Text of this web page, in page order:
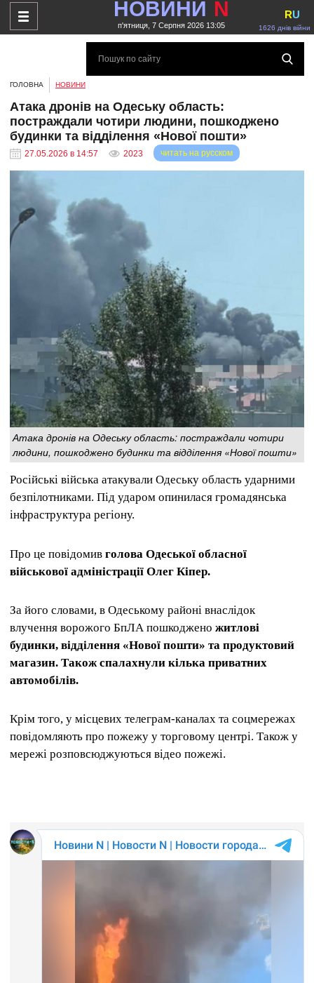
НОВИНИ N
п'ятниця, 7 Серпня 2026 13:05 1626 днів війни
RU
ГОЛОВНА НОВИНИ
Атака дронів на Одеську область:
постраждали чотири людини, пошкоджено
будинки та відділення «Нової пошти»
27.05.2026 в 14:57 2023 читать на русском
Атака дронів на Одеську область: постраждали чотири
людини, пошкоджено будинки та відділення «Нової пошти»
Російські війська атакували Одеську область ударними
безпілотниками. Під ударом опинилася громадянська
інфраструктура регіону.
Про це повідомив голова Одеської обласної
військової адміністрації Олег Кіпер.
За його словами, в Одеському районі внаслідок
влучення ворожого БпЛА пошкоджено житлові
будинки, відділення «Нової пошти» та продуктовий
магазин. Також спалахнули кілька приватних
автомобілів.
Крім того, у місцевих телеграм-каналах та соцмережах
повідомляють про пожежу у торговому центрі. Також у
мережі розповсюджуються відео пожежі.